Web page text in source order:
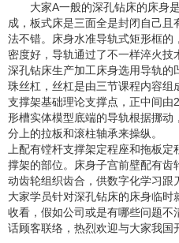
大家A一般的深孔钻床的床身
成，板式床是三面全是封闭自己
法不错。床身水准导轨式矩形框
密度好，导轨通过了不一样淬火
深孔钻床生产加工床身选用导轨
珠丝杠，丝杠是由三节课程内容组
支撑架基础理论支撑点，正中间由
形槽实体模型底端的导轨根据挪动
分上的拉板和滚柱轴承来操纵。
上配有镗杆支撑架定程座和拖板
撑架的部位。床身子宫前壁配有
动齿轮组织齿合，供数字化学习跟
大家学员针对深孔钻床的床身临
收看，假如公司或是有哪些问题
话顾客联络，热烈欢迎与大家我国